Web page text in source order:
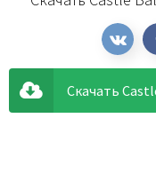
Скачать